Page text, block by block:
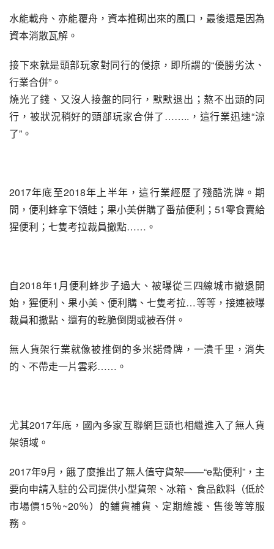
水能載舟、亦能覆舟，資本推砌出來的風口，最後還是因為
資本消散瓦解。
接下來就是頭部玩家對同行的侵掠，即所謂的“優勝劣汰、
行業合併”。
燒光了錢、又沒人接盤的同行，默默退出；熬不出頭的同
行，被狀況稍好的頭部玩家合併了……..，這行業迅速“涼
了”。
2017年底至2018年上半年，這行業經歷了殘酷洗牌。期
間，便利蜂拿下領蛙；果小美併購了番茄便利；51零食賣給
猩便利；七隻考拉裁員撤點……。
自2018年1月便利蜂步子過大、被曝從三四線城市撤退開
始，猩便利、果小美、便利購、七隻考拉…等等，接連被曝
裁員和撤點、還有的乾脆倒閉或被吞併。
無人貨架行業就像被推倒的多米諾骨牌，一潰千里，消失
的、不帶走一片雲彩……。
尤其2017年底，國內多家互聯網巨頭也相繼進入了無人貨
架領域。
2017年9月，餓了麼推出了無人值守貨架——“e點便利”，主
要向申請入駐的公司提供小型貨架、冰箱、食品飲料（低於
市場價15％~20％）的鋪貨補貨、定期維護、售後等等服
務。